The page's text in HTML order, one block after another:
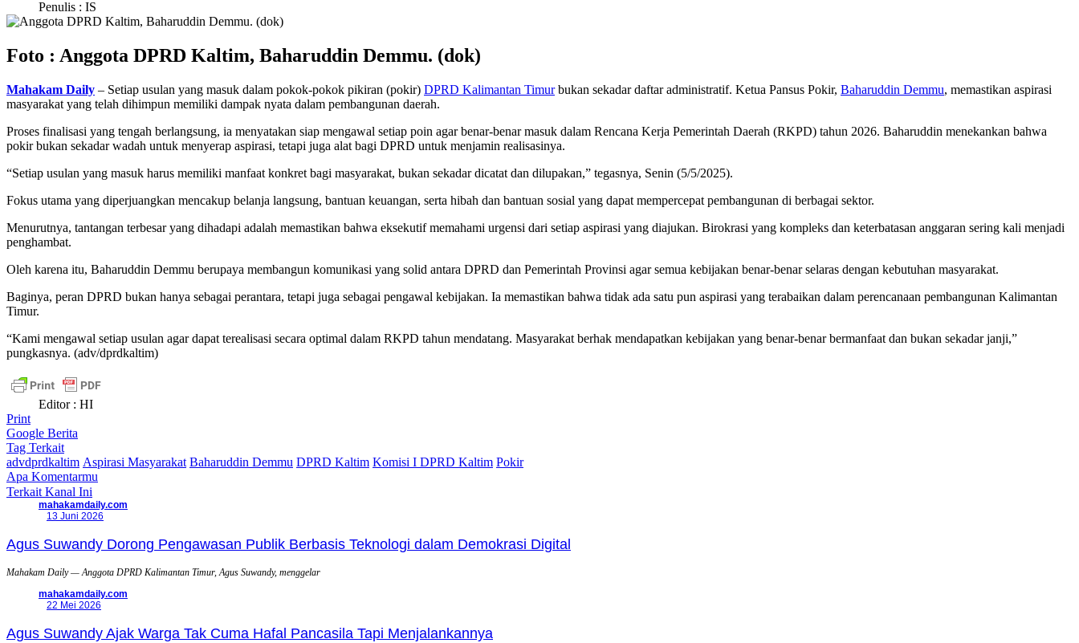
Penulis : IS
Foto : Anggota DPRD Kaltim, Baharuddin Demmu. (dok)
Mahakam Daily – Setiap usulan yang masuk dalam pokok-pokok pikiran (pokir) DPRD Kalimantan Timurbukan sekadar daftar administratif. Ketua Pansus Pokir, Baharuddin Demmu, memastikan aspirasi
masyarakat yang telah dihimpun memiliki dampak nyata dalam pembangunan daerah.
Proses finalisasi yang tengah berlangsung, ia menyatakan siap mengawal setiap poin agar benar-benar masuk dalam Rencana Kerja Pemerintah Daerah (RKPD) tahun 2026. Baharuddin menekankan bahwa
pokir bukan sekadar wadah untuk menyerap aspirasi, tetapi juga alat bagi DPRD untuk menjamin realisasinya.
“Setiap usulan yang masuk harus memiliki manfaat konkret bagi masyarakat, bukan sekadar dicatat dan dilupakan,” tegasnya, Senin (5/5/2025).
Fokus utama yang diperjuangkan mencakup belanja langsung, bantuan keuangan, serta hibah dan bantuan sosial yang dapat mempercepat pembangunan di berbagai sektor.
Menurutnya, tantangan terbesar yang dihadapi adalah memastikan bahwa eksekutif memahami urgensi dari setiap aspirasi yang diajukan. Birokrasi yang kompleks dan keterbatasan anggaran sering kali menjadi
penghambat.
Oleh karena itu, Baharuddin Demmu berupaya membangun komunikasi yang solid antara DPRD dan Pemerintah Provinsi agar semua kebijakan benar-benar selaras dengan kebutuhan masyarakat.
Baginya, peran DPRD bukan hanya sebagai perantara, tetapi juga sebagai pengawal kebijakan. Ia memastikan bahwa tidak ada satu pun aspirasi yang terabaikan dalam perencanaan pembangunan Kalimantan
Timur.
“Kami mengawal setiap usulan agar dapat terealisasi secara optimal dalam RKPD tahun mendatang. Masyarakat berhak mendapatkan kebijakan yang benar-benar bermanfaat dan bukan sekadar janji,”
pungkasnya. (adv/dprdkaltim)
Editor : HI
Print
Google Berita
Tag Terkait
advdprdkaltim Aspirasi Masyarakat Baharuddin Demmu DPRD Kaltim Komisi I DPRD Kaltim Pokir
Apa Komentarmu
Terkait Kanal Ini
mahakamdaily.com
13 Juni 2026
Agus Suwandy Dorong Pengawasan Publik Berbasis Teknologi dalam Demokrasi Digital
Mahakam Daily — Anggota DPRD Kalimantan Timur, Agus Suwandy, menggelar
mahakamdaily.com
22 Mei 2026
Agus Suwandy Ajak Warga Tak Cuma Hafal Pancasila Tapi Menjalankannya